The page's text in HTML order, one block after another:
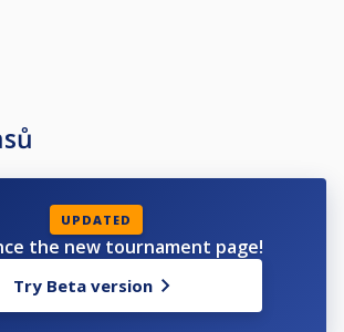
UPDATED
the new tournament page!
Try Beta version